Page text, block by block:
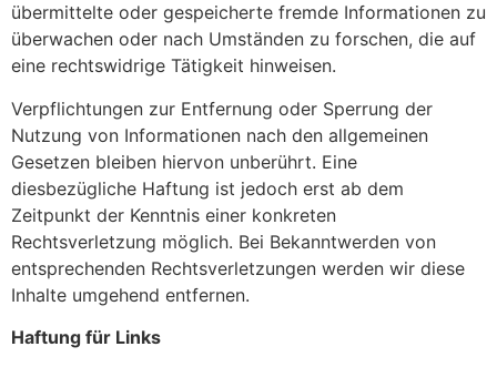
übermittelte oder gespeicherte fremde Informationen zu
überwachen oder nach Umständen zu forschen, die auf
eine rechtswidrige Tätigkeit hinweisen.
Verpflichtungen zur Entfernung oder Sperrung der
Nutzung von Informationen nach den allgemeinen
Gesetzen bleiben hiervon unberührt. Eine
diesbezügliche Haftung ist jedoch erst ab dem
Zeitpunkt der Kenntnis einer konkreten
Rechtsverletzung möglich. Bei Bekanntwerden von
entsprechenden Rechtsverletzungen werden wir diese
Inhalte umgehend entfernen.
Haftung für Links